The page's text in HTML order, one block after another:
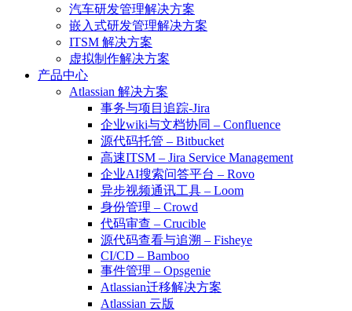
汽车研发管理解决方案
嵌入式研发管理解决方案
ITSM 解决方案
虚拟制作解决方案
产品中心
Atlassian 解决方案
事务与项目追踪-Jira
企业wiki与文档协同 – Confluence
源代码托管 – Bitbucket
高速ITSM – Jira Service Management
企业AI搜索问答平台 – Rovo
异步视频通讯工具 – Loom
身份管理 – Crowd
代码审查 – Crucible
源代码查看与追溯 – Fisheye
CI/CD – Bamboo
事件管理 – Opsgenie
Atlassian迁移解决方案
Atlassian 云版